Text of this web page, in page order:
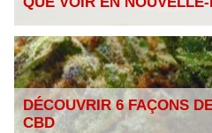
DÉCOUVRIR 6 FAÇONS
CBD